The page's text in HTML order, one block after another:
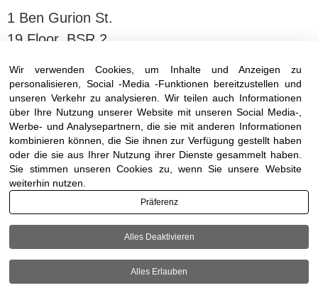
1 Ben Gurion St.
19 Floor, BSR 2,
T:03-6005572| F: 03-6005531
E:office@dwo.co.il
Terms of use|Accessibility| All rights reserved
+972-3-6005572
Wir verwenden Cookies, um Inhalte und Anzeigen zu
personalisieren, Social -Media -Funktionen bereitzustellen und
unseren Verkehr zu analysieren. Wir teilen auch Informationen
über Ihre Nutzung unserer Website mit unseren Social Media-,
Werbe- und Analysepartnern, die sie mit anderen Informationen
kombinieren können, die Sie ihnen zur Verfügung gestellt haben
oder die sie aus Ihrer Nutzung ihrer Dienste gesammelt haben.
Sie stimmen unseren Cookies zu, wenn Sie unsere Website
weiterhin nutzen.
Präferenz
Alles Deaktivieren
Alles Erlauben